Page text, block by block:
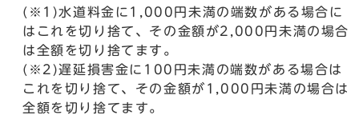
(※1)水道料金に1,000円未満の端数がある場合に
はこれを切り捨て、その金額が2,000円未満の場合
は全額を切り捨てます。
(※2)遅延損害金に100円未満の端数がある場合は
これを切り捨て、その金額が1,000円未満の場合は
全額を切り捨てます。